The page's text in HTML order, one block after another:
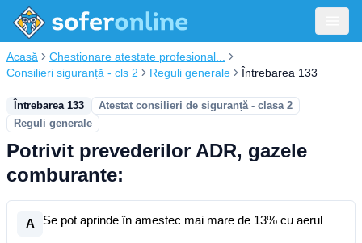
Acasă
Chestionare atestate profesional...
Consilieri siguranță - cls 2
Reguli generale Întrebarea 133
Întrebarea 133
Atestat consilieri de siguranță - clasa 2
Reguli generale
Potrivit prevederilor ADR, gazele
comburante:
A Se pot aprinde în amestec mai mare de 13% cu aerul